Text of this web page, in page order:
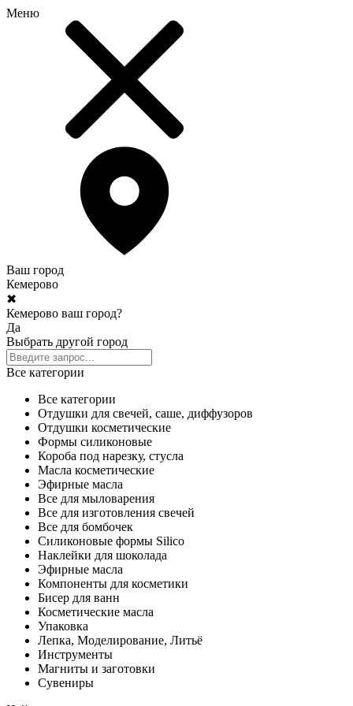
Меню
Ваш город
Кемерово
✖
Кемерово ваш город?
Да
Выбрать другой город
Все категории
Все категории
Отдушки для свечей, саше, диффузоров
Отдушки косметические
Формы силиконовые
Короба под нарезку, стусла
Масла косметические
Эфирные масла
Все для мыловарения
Все для изготовления свечей
Все для бомбочек
Силиконовые формы Silico
Наклейки для шоколада
Эфирные масла
Компоненты для косметики
Бисер для ванн
Косметические масла
Упаковка
Лепка, Моделирование, Литьё
Инструменты
Магниты и заготовки
Сувениры